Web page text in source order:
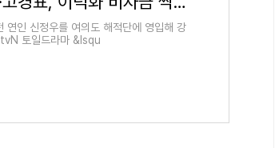
연인 신정우를 여의도 해적단에 영입해 강
토일드라마 &lsqu